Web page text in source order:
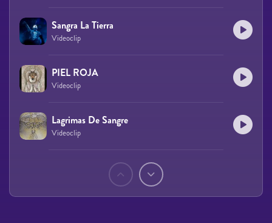
Sangra La Tierra
Videoclip
PIEL ROJA
Videoclip
Lagrimas De Sangre
Videoclip